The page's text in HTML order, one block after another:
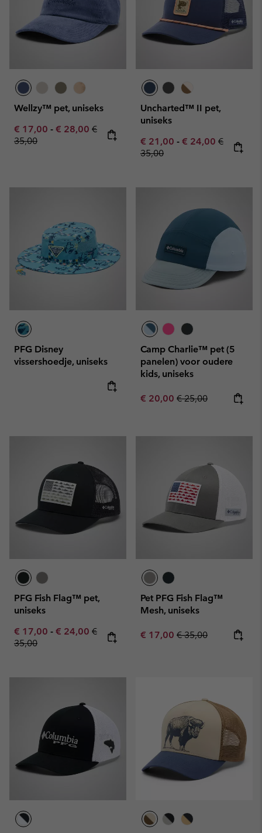
Wellzy™ pet, uniseks
Minimum sale price:
€ 17,00 - Maximum sale price:
€ 28,00 Regular price:
€
35,00
Uncharted™ II pet,
uniseks
Minimum sale price:
€ 21,00 - Maximum sale
€ 24,00 Regular
€
35,00
PFG Disney
vissershoedje, uniseks
Camp Charlie™ pet (5
panelen) voor oudere
kids, uniseks
Sale price:
€ 20,00 Regular price:
€ 25,00
PFG Fish Flag™ pet,
uniseks
Minimum sale price:
€ 17,00 - Maximum sale price:
€ 24,00 Regular price:
€
35,00
Pet PFG Fish Flag™
Mesh, uniseks
Sale price:
€ 17,00 Regular price:
€ 35,00